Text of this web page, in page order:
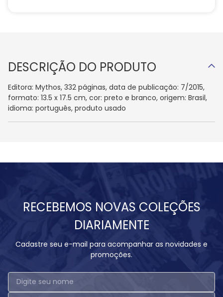
DESCRIÇÃO DO PRODUTO
Editora: Mythos, 332 páginas, data de publicação: 7/2015,
formato: 13.5 x 17.5 cm, cor: preto e branco, origem: Brasil,
idioma: português, produto usado
RECEBEMOS NOVAS COLEÇÕES
DIARIAMENTE
Cadastre seu e-mail para acompanhar as novidades e
promoções.